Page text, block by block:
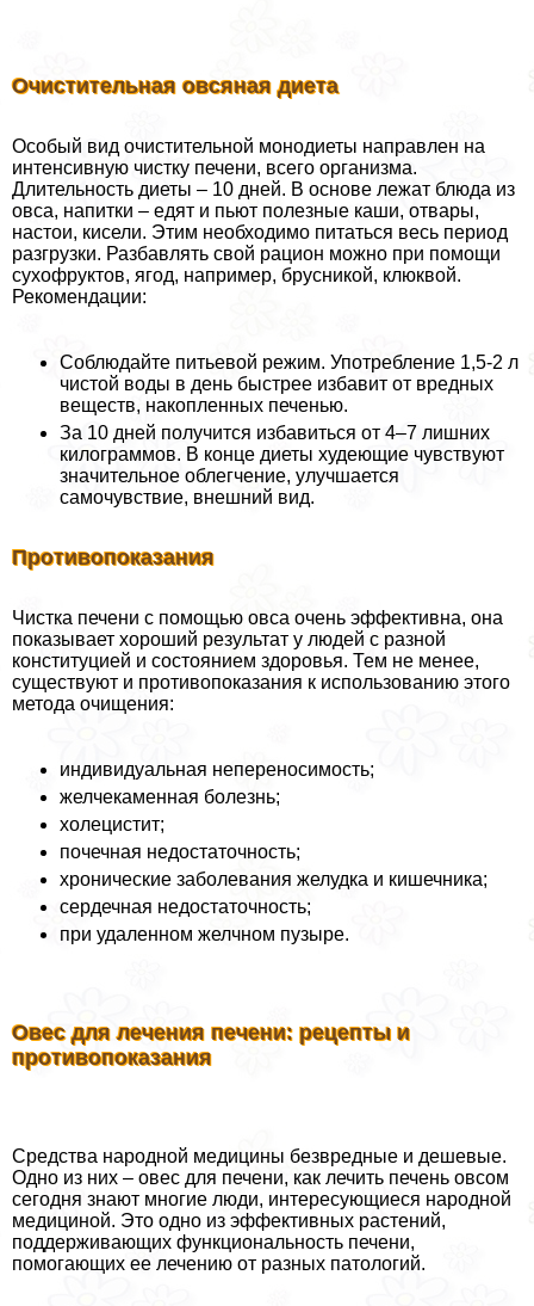
Очистительная овсяная диета
Особый вид очистительной монодиеты направлен на
интенсивную чистку печени, всего организма.
Длительность диеты – 10 дней. В основе лежат блюда из
овса, напитки – едят и пьют полезные каши, отвары,
настои, кисели. Этим необходимо питаться весь период
разгрузки. Разбавлять свой рацион можно при помощи
сухофруктов, ягод, например, брусникой, клюквой.
Рекомендации:
Соблюдайте питьевой режим. Употрeбление 1,5-2 л
чистой воды в день быстрее избавит от вредных
веществ, накопленных печенью.
За 10 дней получится избавиться от 4–7 лишних
килограммов. В конце диеты худеющие чувствуют
значительное облегчение, улучшается
самочувствие, внешний вид.
Противопоказания
Чистка печени с помощью овса очень эффективна, она
показывает хороший результат у людей с разной
конституцией и состоянием здоровья. Тем не менее,
существуют и противопоказания к использованию этого
метода очищения:
индивидуальная непереносимость;
желчекаменная болезнь;
холецистит;
почечная недостаточность;
хронические заболевания желудка и кишечника;
сердечная недостаточность;
при удаленном желчном пузыре.
Овес для лечения печени: рецепты и
противопоказания
Средства народной медицины безвредные и дешевые.
Одно из них – овес для печени, как лечить печень овсом
сегодня знают многие люди, интересующиеся народной
медициной. Это одно из эффективных растений,
поддерживающих функциональность печени,
помогающих ее лечению от разных патологий.